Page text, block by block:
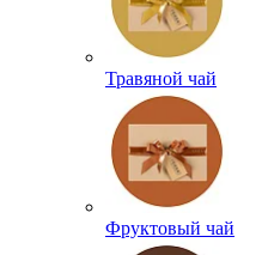
Травяной чай
Фруктовый чай